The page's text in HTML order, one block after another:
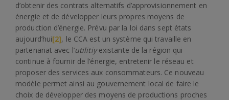
d’obtenir des contrats alternatifs d’approvisionnement en
énergie et de développer leurs propres moyens de
production d’énergie. Prévu par la loi dans sept états
aujourd’hui[2], le CCA est un système qui travaille en
partenariat avec l’utilitiyexistante de la région qui
continue à fournir de l’énergie, entretenir le réseau et
proposer des services aux consommateurs. Ce nouveau
modèle permet ainsi au gouvernement local de faire le
choix de développer des moyens de productions proches